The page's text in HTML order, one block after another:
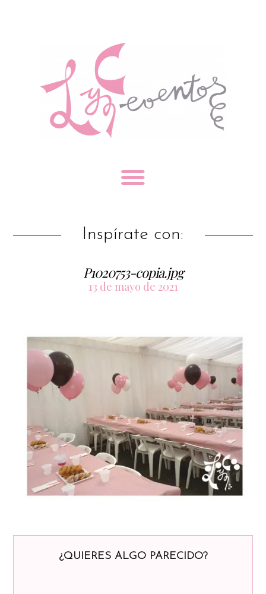
Inspírate con:
P1020753-copia.jpg
13 de mayo de 2021
¿QUIERES ALGO PARECIDO?